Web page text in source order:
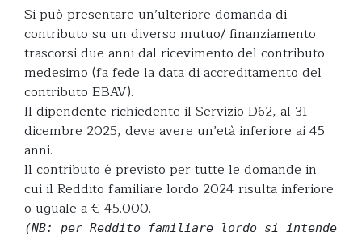
Si può presentare un’ulteriore domanda di
contributo su un diverso mutuo/ finanziamento
trascorsi due anni dal ricevimento del contributo
medesimo (fa fede la data di accreditamento del
contributo EBAV).
Il dipendente richiedente il Servizio D62, al 31
dicembre 2025, deve avere un’età inferiore ai 45
anni.
Il contributo è previsto per tutte le domande in
cui il Reddito familiare lordo 2024 risulta inferiore
o uguale a € 45.000.
(NB: per Reddito familiare lordo si intende